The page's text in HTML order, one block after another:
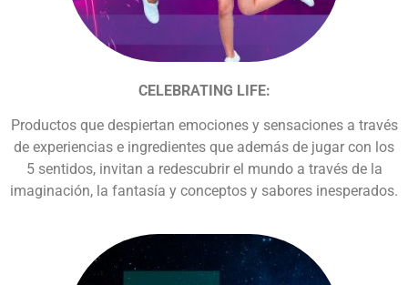
CELEBRATING LIFE:
Productos que despiertan emociones y sensaciones a través
de experiencias e ingredientes que además de jugar con los
5 sentidos, invitan a redescubrir el mundo a través de la
imaginación, la fantasía y conceptos y sabores inesperados.